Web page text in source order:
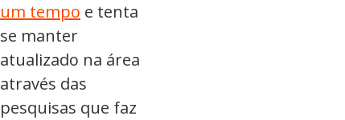
um tempo e tenta
se manter
atualizado na área
através das
pesquisas que faz